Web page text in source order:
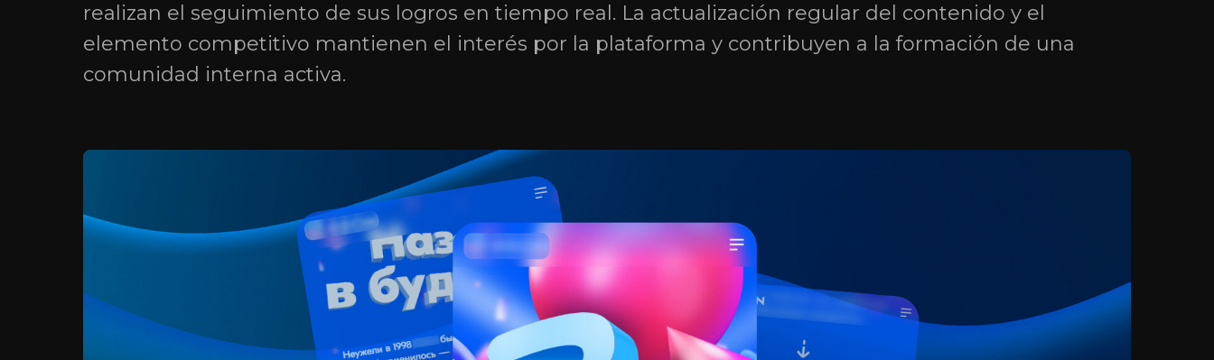
realizan el seguimiento de sus logros en tiempo real. La actualización regular del contenido y el
elemento competitivo mantienen el interés por la plataforma y contribuyen a la formación de una
comunidad interna activa.